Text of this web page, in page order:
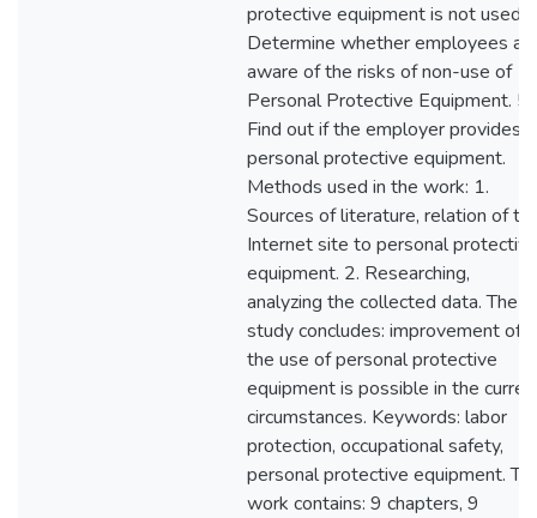
protective equipment is not used.
Determine whether employees
aware of the risks of non-use of
Personal Protective Equipment. 5.
Find out if the employer provides
personal protective equipment.
Methods used in the work: 1.
Sources of literature, relation of
Internet site to personal protective
equipment. 2. Researching,
analyzing the collected data. The
study concludes: improvement of
the use of personal protective
equipment is possible in the
circumstances. Keywords: labor
protection, occupational safety,
personal protective equipment.
work contains: 9 chapters, 9